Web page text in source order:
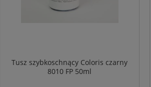
Kalendarz 1- planszowy 315x450mm z
Tusz szybkoschnący Coloris czarny
8010 FP 50ml